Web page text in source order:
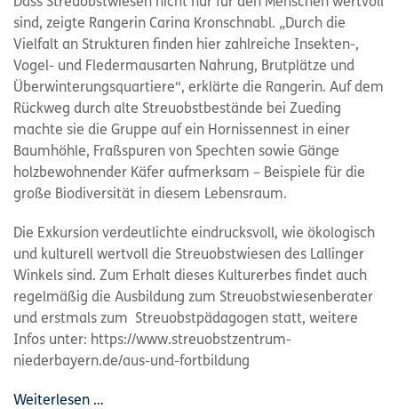
sind, zeigte Rangerin Carina Kronschnabl. „Durch die
Vielfalt an Strukturen finden hier zahlreiche Insekten-,
Vogel- und Fledermausarten Nahrung, Brutplätze und
Überwinterungsquartiere“, erklärte die Rangerin. Auf dem
Rückweg durch alte Streuobstbestände bei Zueding
machte sie die Gruppe auf ein Hornissennest in einer
Baumhöhle, Fraßspuren von Spechten sowie Gänge
holzbewohnender Käfer aufmerksam – Beispiele für die
große Biodiversität in diesem Lebensraum.
Die Exkursion verdeutlichte eindrucksvoll, wie ökologisch
und kulturell wertvoll die Streuobstwiesen des Lallinger
Winkels sind. Zum Erhalt dieses Kulturerbes findet auch
regelmäßig die Ausbildung zum Streuobstwiesenberater
und erstmals zum Streuobstpädagogen statt, weitere
Infos unter: https://www.streuobstzentrum-
niederbayern.de/aus-und-fortbildung
Weiterlesen …